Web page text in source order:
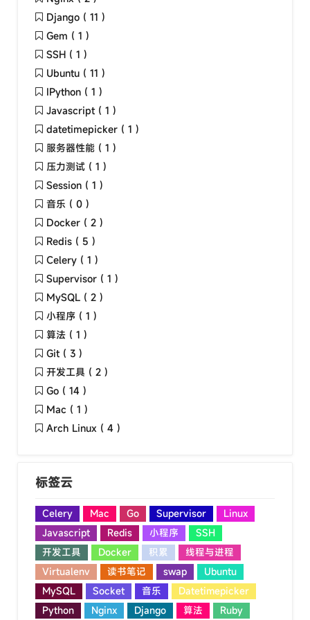
Django ( 11 )
Gem ( 1 )
SSH ( 1 )
Ubuntu ( 11 )
IPython ( 1 )
Javascript ( 1 )
datetimepicker ( 1 )
服务器性能 ( 1 )
压力测试 ( 1 )
Session ( 1 )
音乐 ( 0 )
Docker ( 2 )
Redis ( 5 )
Celery ( 1 )
Supervisor ( 1 )
MySQL ( 2 )
小程序 ( 1 )
算法 ( 1 )
Git ( 3 )
开发工具 ( 2 )
Go ( 14 )
Mac ( 1 )
Arch Linux ( 4 )
标签云
Celery Mac Go Supervisor
Linux
Javascript
Redis 小程序
SSH
开发工具
Docker 积累
线程与进程
Virtualenv
读书笔记 swap
Ubuntu
MySQL
Socket 音乐
Datetimepicker
Python
Nginx Django 算法 Ruby